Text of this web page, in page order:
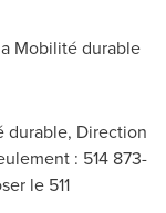
Mobilité durable
durable, Direction
: 514 873-
le 511